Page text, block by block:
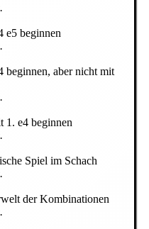
e5 beginnen
beginnen, aber nicht mit
1. e4 beginnen
Spiel im Schach
der Kombinationen